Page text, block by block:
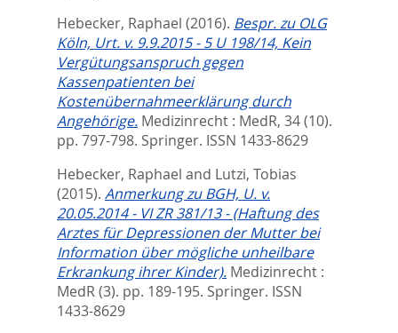
Hebecker, Raphael (2016). Bespr. zu OLG
Köln, Urt. v. 9.9.2015 - 5 U 198/14, Kein
Vergütungsanspruch gegen
Kassenpatienten bei
Kostenübernahmeerklärung durch
Angehörige. Medizinrecht : MedR, 34 (10).
pp. 797-798. Springer. ISSN 1433-8629
Hebecker, Raphael and Lutzi, Tobias
(2015). Anmerkung zu BGH, U. v.
20.05.2014 - VI ZR 381/13 - (Haftung des
Arztes für Depressionen der Mutter bei
Information über mögliche unheilbare
Erkrankung ihrer Kinder). Medizinrecht :
MedR (3). pp. 189-195. Springer. ISSN
1433-8629